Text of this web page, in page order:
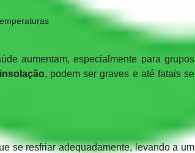
aumentam, especialmente para grupos
insolação, podem ser graves e até fatais se
se resfriar adequadamente, levando a um